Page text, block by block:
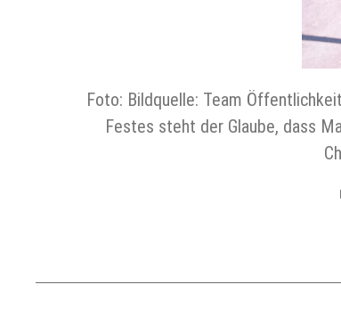
Foto: Bildquelle: Team
Festes steht der Glaube, dass